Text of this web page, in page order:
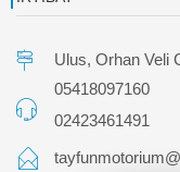
Ulus, Orhan Veli
05418097160
02423461491